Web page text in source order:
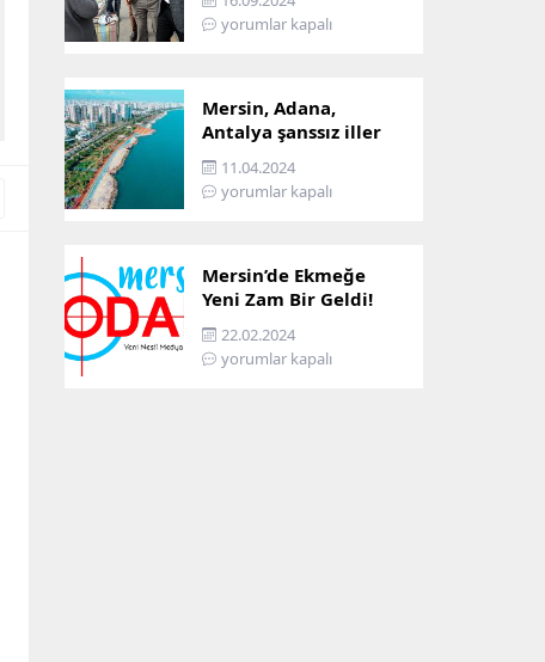
yorumlar kapalı
Mersin, Adana,
Antalya şanssız iller
arasına girdi: İşte
sebebi…
11.04.2024
yorumlar kapalı
Mersin’de Ekmeğe
Yeni Zam Bir Geldi!
İşte Mersin’in Zamlı
Ekmek Fiyatı!
22.02.2024
yorumlar kapalı